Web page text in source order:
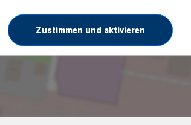
Zustimmen und aktivieren